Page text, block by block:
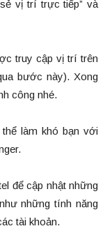
vị trí trực tiếp” và
truy cập vị trí trên
bước này). Xong
công nhé.
làm khó bạn với
để cập nhật những
những tính năng
tài khoản.